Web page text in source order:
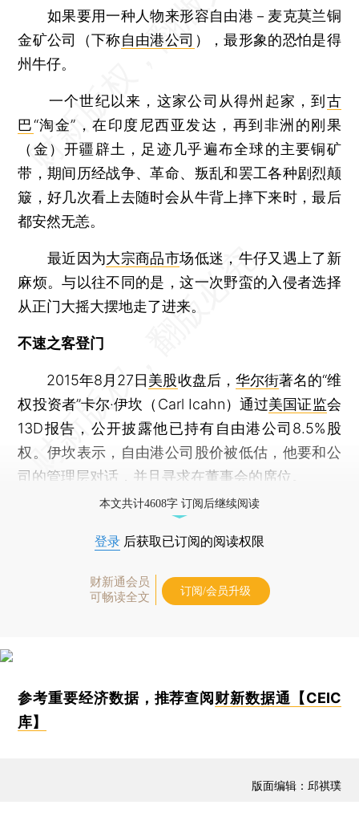
如果要用一种人物来形容自由港－麦克莫兰铜
金矿公司（下称自由港公司 ），最形象的恐怕是得
州牛仔。
一个世纪以来，这家公司从得州起家，到 古
巴“淘金”，在印度尼西亚发达，再到非洲的刚果
（金）开疆辟土，足迹几乎遍布全球的主要铜矿
带，期间历经战争、革命、叛乱和罢工各种剧烈颠
簸，好几次看上去随时会从牛背上摔下来时，最后
都安然无恙。
最近因为大宗商品市场低迷，牛仔又遇上了新
麻烦。与以往不同的是，这一次野蛮的入侵者选择
从正门大摇大摆地走了进来。
不速之客登门
2015年8月27日美股收盘后， 华尔街著名的“维
权投资者”卡尔·伊坎（Carl Icahn）通过美国证监会
13D报告，公开披露他已持有自由港公司8.5%股
权。伊坎表示，自由港公司股价被低估，他要和公
司的管理层对话，并且寻求在董事会的席位。
本文共计4608字 订阅后继续阅读
登录 后获取已订阅的阅读权限
财新通会员
可畅读全文
订阅/会员升级
参考重要经济数据，推荐查阅 财新数据通【CEIC
库】
版面编辑：邱祺璞